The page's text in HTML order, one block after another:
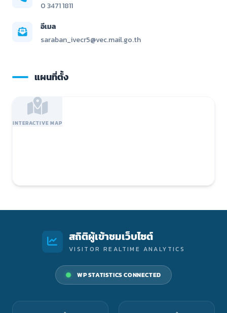
0 3471 1811
อีเมล
saraban_ivecr5@vec.mail.go.th
แผนที่ตั้ง
INTERACTIVE MAP
สถิติผู้เข้าชมเว็บไซต์
VISITOR REALTIME ANALYTICS
WP STATISTICS CONNECTED